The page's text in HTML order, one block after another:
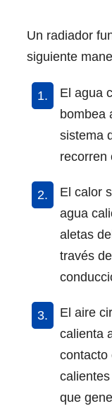
Un radiador
siguiente
El agua
bombea
sistema
recorren
El calor
agua
aletas
través
El aire
calienta
contacto
que